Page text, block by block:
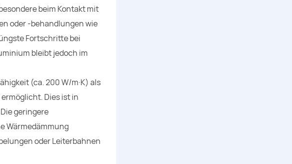
beim Kontakt mit
oder -behandlungen wie
Fortschritte bei
bleibt jedoch im
(ca. 200 W/m·K) als
Dies ist in
geringere
Wärmedämmung
oder Leiterbahnen